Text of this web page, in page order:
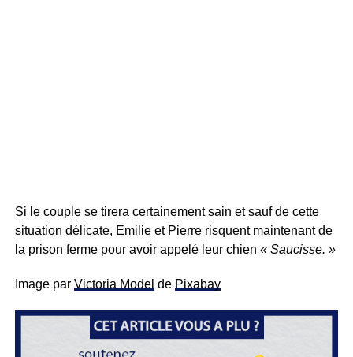
Si le couple se tirera certainement sain et sauf de cette
situation délicate, Emilie et Pierre risquent maintenant de
la prison ferme pour avoir appelé leur chien « Saucisse. »
Image par Victoria Model de Pixabay